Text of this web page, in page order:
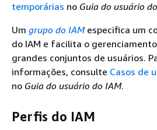
temporárias no Guia do usuário
Um grupo do IAMespecifica um
do IAM e facilita o
grandes conjuntos de usuários.
informações, consulte Casos de
no Guia do usuário do IAM.
Perfis do IAM